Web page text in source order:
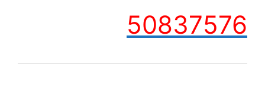
50837576